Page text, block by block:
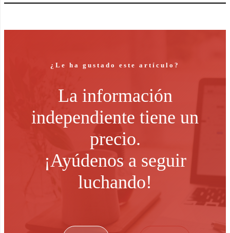
¿Le ha gustado este artículo?
La información
independiente tiene un
precio.
¡Ayúdenos a seguir
luchando!